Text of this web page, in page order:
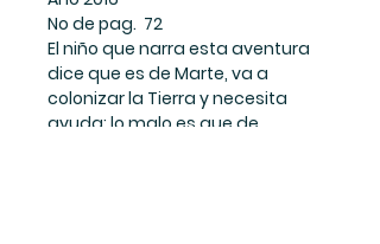
No de pag. 72
El niño que narra esta aventura
dice que es de Marte, va a
colonizar la Tierra y necesita
ayuda; lo malo es que de